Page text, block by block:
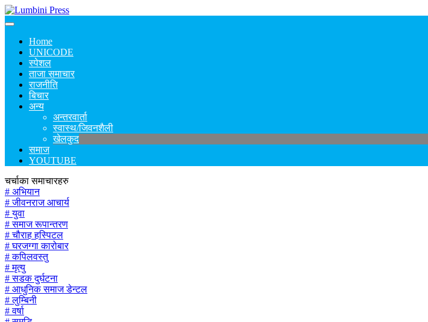
Home
UNICODE
स्पेशल
ताजा समाचार
राजनीति
बिचार
अन्य
अन्तरवार्ता
स्वास्थ/जिवनशैली
खेलकुद
समाज
YOUTUBE
चर्चाका समाचारहरु
# अभियान
# जीवनराज आचार्य
# युवा
# समाज रूपान्तरण
# चौराह हस्पिटल
# घरजग्गा कारोबार
# कपिलवस्तु
# मृत्यु
# सडक दुर्घटना
# आधुनिक समाज डेन्टल
# लुम्बिनी
# वर्षा